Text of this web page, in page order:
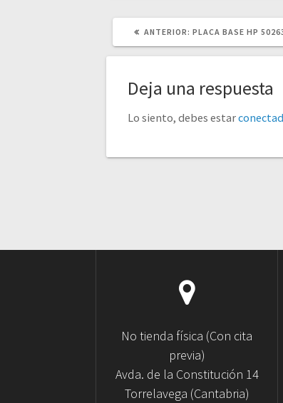
ANTERIOR: POST
PLACA BASE HP
Deja una respuesta
Lo siento, debes estar
No tienda física (Con cita
previa)
Avda. de la Constitución 14
Torrelavega (Cantabria)